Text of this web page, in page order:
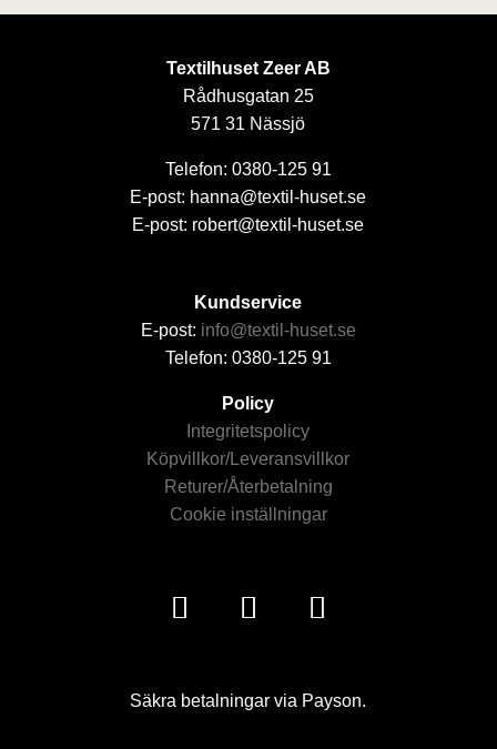
Textilhuset Zeer AB
Rådhusgatan 25
571 31 Nässjö
Telefon: 0380-125 91
E-post: hanna@textil-huset.se
E-post: robert@textil-huset.se
Kundservice
E-post: info@textil-huset.se
Telefon: 0380-125 91
Policy
Integritetspolicy
Köpvillkor/Leveransvillkor
Returer/Återbetalning
Cookie inställningar
Säkra betalningar via Payson.